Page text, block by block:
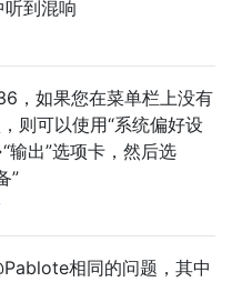
到混响
，如果您在菜单栏上没有
则可以使用“系统偏好设
输出”选项卡，然后选
”
相同的问题，其中